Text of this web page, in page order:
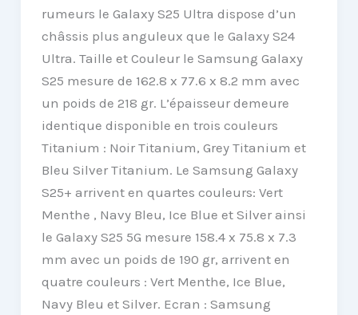
rumeurs le Galaxy S25 Ultra dispose d’un
châssis plus anguleux que le Galaxy S24
Ultra. Taille et Couleur le Samsung Galaxy
S25 mesure de 162.8 x 77.6 x 8.2 mm avec
un poids de 218 gr. L’épaisseur demeure
identique disponible en trois couleurs
Titanium : Noir Titanium, Grey Titanium et
Bleu Silver Titanium. Le Samsung Galaxy
S25+ arrivent en quartes couleurs: Vert
Menthe , Navy Bleu, Ice Blue et Silver ainsi
le Galaxy S25 5G mesure 158.4 x 75.8 x 7.3
mm avec un poids de 190 gr, arrivent en
quatre couleurs : Vert Menthe, Ice Blue,
Navy Bleu et Silver. Ecran : Samsung